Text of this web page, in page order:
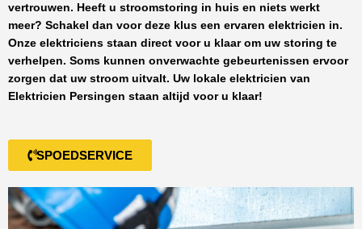
vertrouwen. Heeft u stroomstoring in huis en niets werkt
meer? Schakel dan voor deze klus een ervaren elektricien in.
Onze elektriciens staan direct voor u klaar om uw storing te
verhelpen. Soms kunnen onverwachte gebeurtenissen ervoor
zorgen dat uw stroom uitvalt. Uw lokale elektricien van
Elektricien Persingen staan altijd voor u klaar!
SPOEDSERVICE